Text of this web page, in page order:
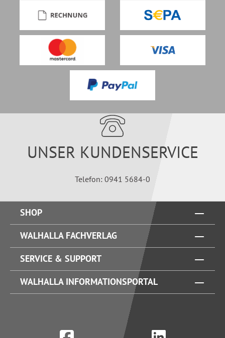
UNSER KUNDENSERVICE
Telefon: 0941 5684-0
SHOP
WALHALLA FACHVERLAG
SERVICE & SUPPORT
WALHALLA INFORMATIONSPORTAL